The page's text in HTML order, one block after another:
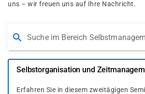
uns – wir freuen uns auf Ihre Nachricht.
Suche im Bereich
Selbstorganisation und
Erfahren Sie in diesem zweitägigen